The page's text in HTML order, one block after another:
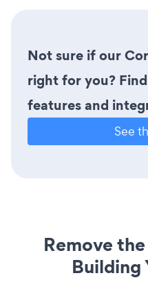
Not sure if our
right for you?
features and
See
Remove
Building